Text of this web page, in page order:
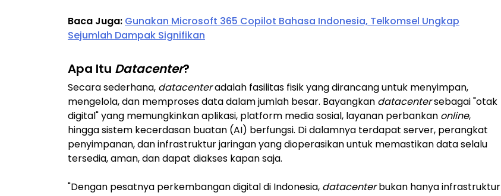
Baca Juga: Gunakan Microsoft 365 Copilot Bahasa Indonesia, Telkomsel Ungkap
Sejumlah Dampak Signifikan
Apa Itu Datacenter?
Secara sederhana, datacenteradalah fasilitas fisik yang dirancang untuk menyimpan,
mengelola, dan memproses data dalam jumlah besar. Bayangkan datacentersebagai "otak
digital" yang memungkinkan aplikasi, platform media sosial, layanan perbankan online,
hingga sistem kecerdasan buatan (AI) berfungsi. Di dalamnya terdapat server, perangkat
penyimpanan, dan infrastruktur jaringan yang dioperasikan untuk memastikan data selalu
tersedia, aman, dan dapat diakses kapan saja.
"Dengan pesatnya perkembangan digital di Indonesia, datacenterbukan hanya infrastruktur